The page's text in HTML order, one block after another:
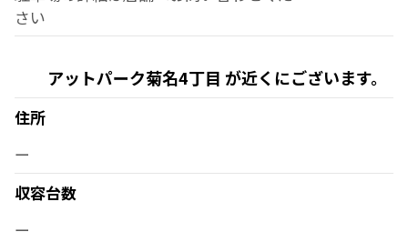
さい
アットパーク菊名4丁目 が近くにございます。
住所
ー
収容台数
ー